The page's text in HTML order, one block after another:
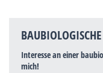
Interesse an einer
mich!